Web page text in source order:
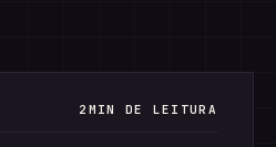
2MIN DE LEITURA